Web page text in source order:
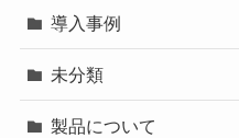
導入事例
未分類
製品について